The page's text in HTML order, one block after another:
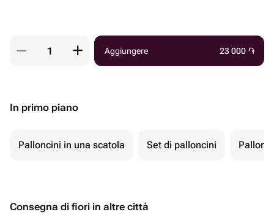
Aggiungere 23 000 ֏
In primo piano
Palloncini in una scatola Set di palloncini
Consegna di fiori in altre città